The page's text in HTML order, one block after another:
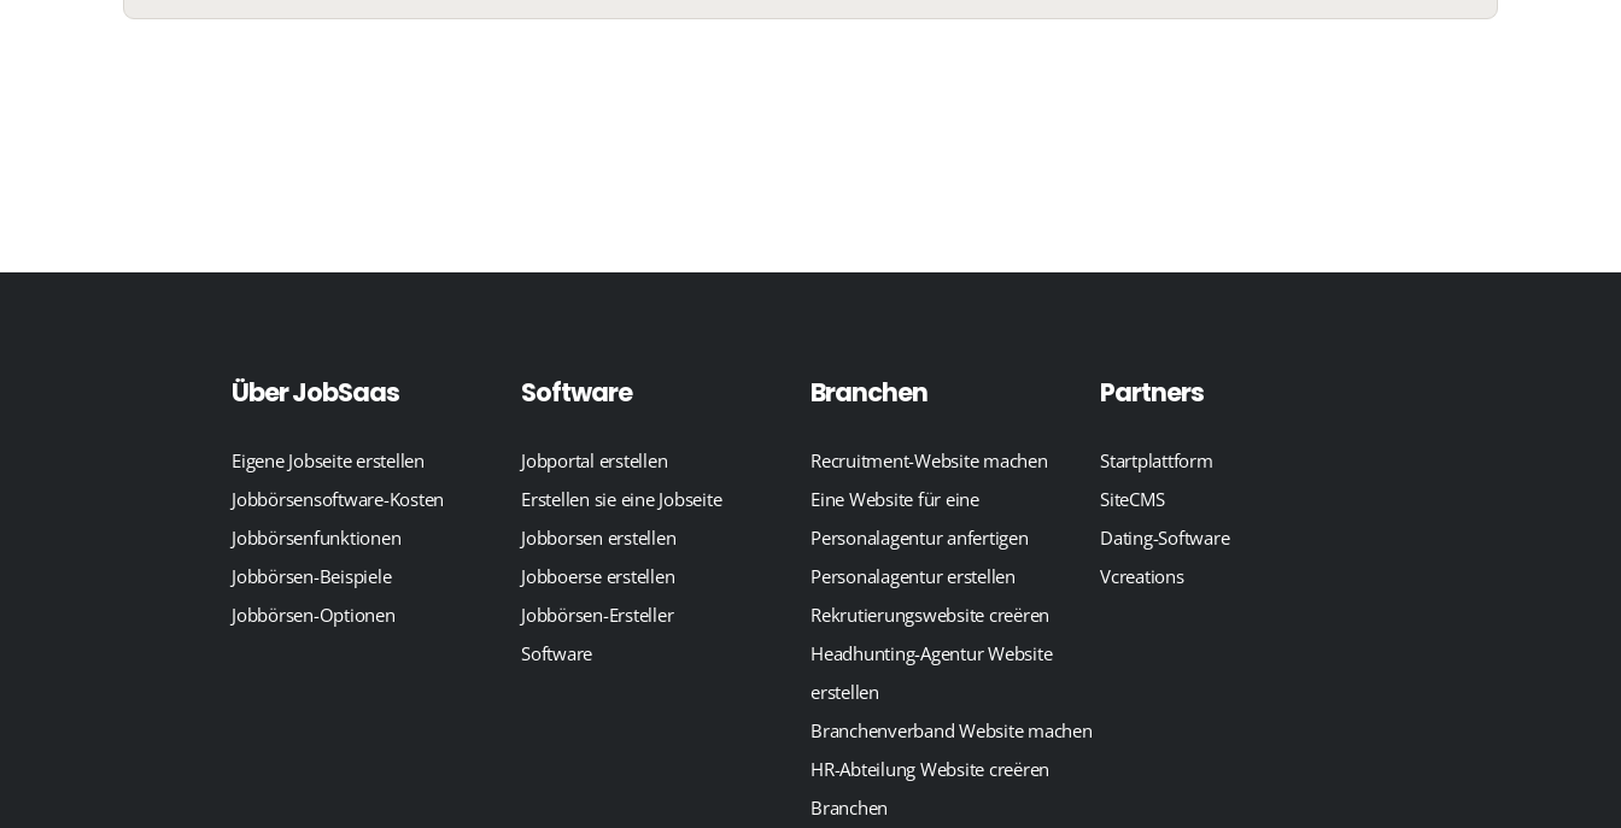
Über JobSaas
Eigene Jobseite erstellen
Jobbörsensoftware-Kosten
Jobbörsenfunktionen
Jobbörsen-Beispiele
Jobbörsen-Optionen
Software
Jobportal erstellen
Erstellen sie eine Jobseite
Jobborsen erstellen
Jobboerse erstellen
Jobbörsen-Ersteller
Software
Branchen
Recruitment-Website machen
Eine Website für eine
Personalagentur anfertigen
Personalagentur erstellen
Rekrutierungswebsite creëren
Headhunting-Agentur Website
erstellen
Branchenverband Website machen
HR-Abteilung Website creëren
Branchen
Partners
Startplattform
SiteCMS
Dating-Software
Vcreations